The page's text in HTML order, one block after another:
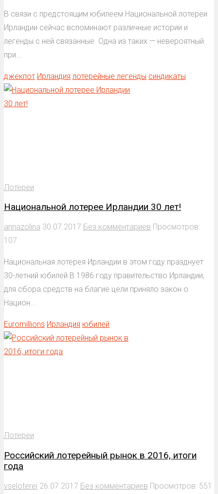
В связи с предстоящим юбилеем Национальной лотереи
Ирландии сейчас вспоминают различные истории и
легенды с ней связанные. Одна из таких — невероятный
при...
джекпот Ирландия лотерейные легенды синдикаты
Лотереи
Национальной лотерее Ирландии 30 лет!
annazolina 30.07.2017 Без комментариев Просмотров:
107
Национальная лотерея Ирландии в этом году празднует
30-летний юбилей В 1986 году правительство Ирландии,
для сбора средств на благие цели приняло закон о
Национ...
Euromillions Ирландия юбилей
Лотереи
Российский лотерейный рынок в 2016, итоги
года
vseloterei 26.07.2017 Без комментариев Просмотров: 551